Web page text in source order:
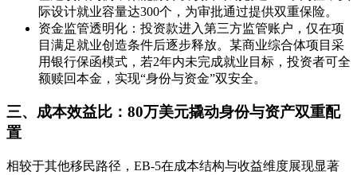
际设计就业容量达300个，为审批通过提供双重保险。
资金监管透明化：投资款进入第三方监管账户，仅在项
目满足就业创造条件后逐步释放。某商业综合体项目采
用银行保函模式，若2年内未完成就业目标，投资者可全
额赎回本金，实现“身份与资金”双安全。
三、成本效益比：80万美元撬动身份与资产双重配
置
相较于其他移民路径，EB-5在成本结构与收益维度展现显著